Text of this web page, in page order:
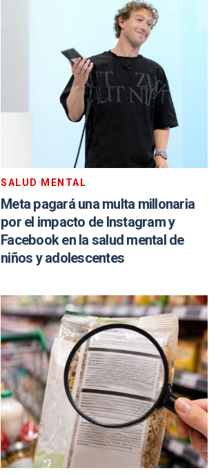
SALUD MENTAL
Meta pagará una multa millonaria
por el impacto de Instagram y
Facebook en la salud mental de
niños y adolescentes